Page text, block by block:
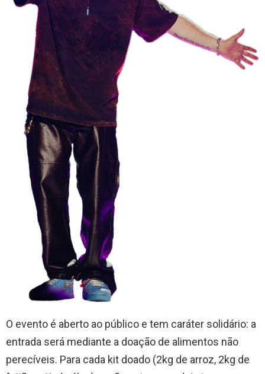
O evento é aberto ao público e tem caráter solidário: a
entrada será mediante a doação de alimentos não
perecíveis. Para cada kit doado (2kg de arroz, 2kg de